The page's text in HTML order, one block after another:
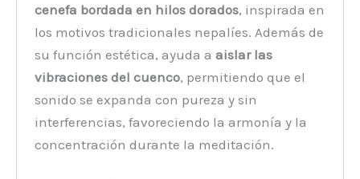
cenefa bordada en hilos dorados, inspirada en
los motivos tradicionales nepalíes. Además de
su función estética, ayuda aaislar las
vibraciones del cuenco, permitiendo que el
sonido se expanda con pureza y sin
interferencias, favoreciendo la armonía y la
concentración durante la meditación.